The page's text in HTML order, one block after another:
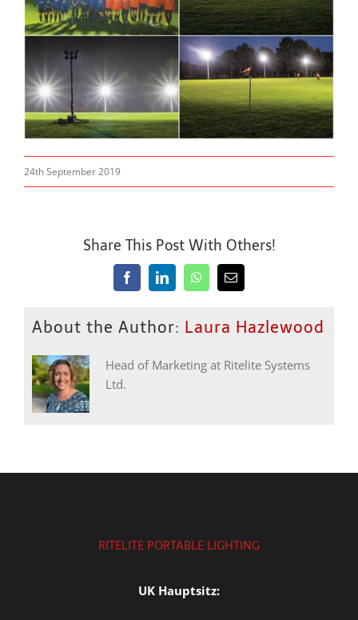
24th September 2019
Share This Post With Others!
FacebookLinkedInWhatsApp
Email
About the Author: Laura Hazlewood
Head of Marketing at Ritelite Systems
Ltd.
RITELITE PORTABLE LIGHTING
UK Hauptsitz: